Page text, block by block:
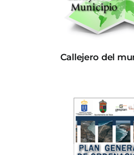
Callejero del